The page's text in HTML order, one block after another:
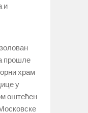
и
прошле
храм
у
оштећен